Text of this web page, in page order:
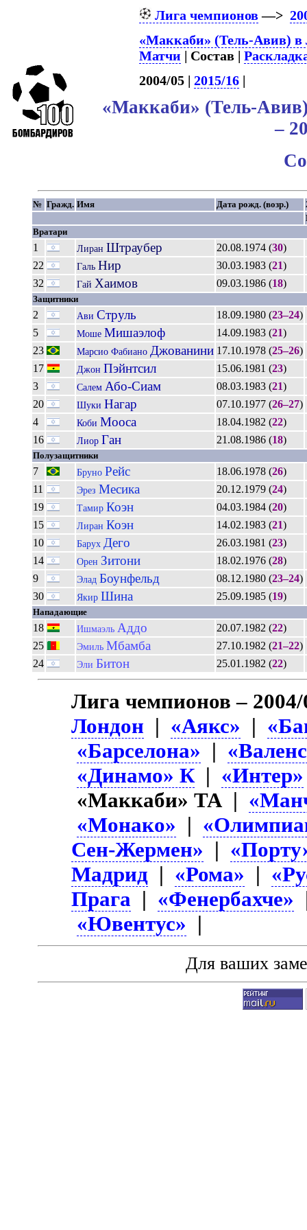
Лига чемпионов—>
«Маккаби» (Тель-Авив) в
Матчи | Состав |
2004/05 | 2015/16|
«Маккаби» (Тель-
–
№ Гражд. Имя Дата рожд. (возр.)
Вратари
1 Лиран Штраубер 20.08.1974 (30)
22
Галь Нир 30.03.1983 (21)
32
Гай Хаимов 09.03.1986 (18)
Защитники
2 Ави Струль 18.09.1980 (23–24)
5
Моше Мишаэлоф 14.09.1983 (21)
23
Марсио Фабиано Джованини 17.10.1978 (25–26)
17
Джон Пэйнтсил 15.06.1981 (23)
3
Салем Або-Сиам 08.03.1983 (21)
20
Шуки Нагар 07.10.1977 (26–27)
4
Коби Мооса 18.04.1982 (22)
16
Лиор Ган 21.08.1986 (18)
Полузащитники
7 Бруно Рейс 18.06.1978 (26)
11
Эрез Месика 20.12.1979 (24)
19
Тамир Коэн 04.03.1984 (20)
15
Лиран Коэн 14.02.1983 (21)
10
Барух Дего 26.03.1981 (23)
14
Орен Зитони 18.02.1976 (28)
9
Элад Боунфельд 08.12.1980 (23–24)
30
Якир Шина 25.09.1985 (19)
Нападающие
18 Ишмаэль Аддо 20.07.1982 (22)
25
Эмиль Мбамба 27.10.1982 (21–22)
24
Эли Битон 25.01.1982 (22)
Лига чемпионов –
Лондон | «Аякс» |
«Барселона» |
«Динамо» К | «Интер»
«Маккаби» ТА |
«Монако» |
Сен-Жермен» |
Мадрид | «Рома» |
Прага | «Фенербахче»
«Ювентус» |
Для ваших